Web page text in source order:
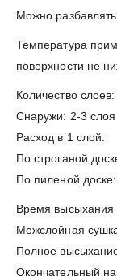
Можно
Температура
поверхности не
Количество
Снаружи: 2-3 слоя
Расход в 1 слой:
По строганой
По пиленой
Время высыхания
Межслойная
Полное
Окончательный